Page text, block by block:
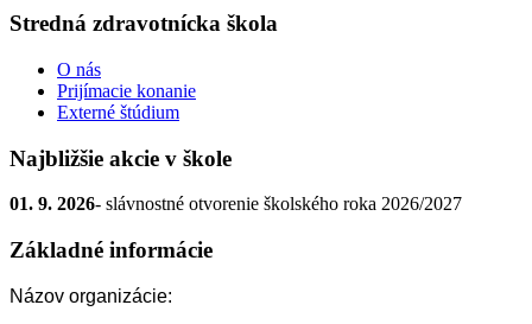
Stredná zdravotnícka škola
O nás
Prijímacie konanie
Externé štúdium
Najbližšie akcie v škole
01. 9. 2026- slávnostné otvorenie školského roka 2026/2027
Základné informácie
Názov organizácie: